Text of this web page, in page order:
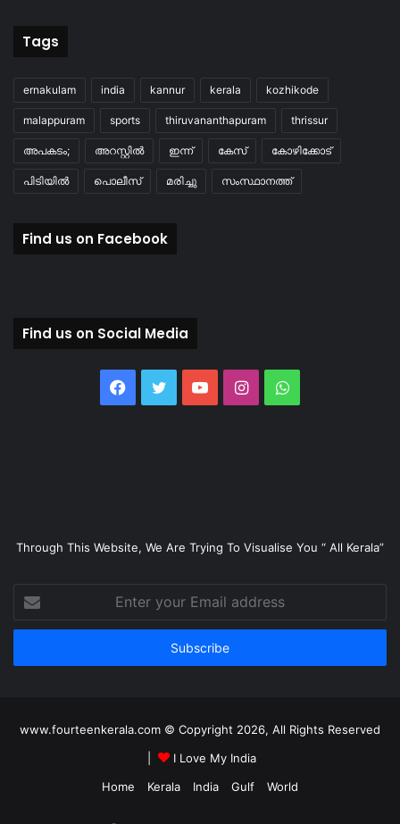
Tags
ernakulam india kannur kerala kozhikode
malappuram sports thiruvananthapuram thrissur
അപകടം; അറസ്റ്റിൽ ഇന്ന് കേസ് കോഴിക്കോട്
പിടിയിൽ പൊലീസ് മരിച്ചു സംസ്ഥാനത്ത്
Find us on Facebook
Find us on Social Media
Facebook
TwitterYouTubeInstagramWhatsApp
Through This Website, We Are Trying To Visualise You “ All Kerala”
your
Email
www.fourteenkerala.com © Copyright 2026, All Rights Reserved
I Love My India
Home
Kerala India Gulf World